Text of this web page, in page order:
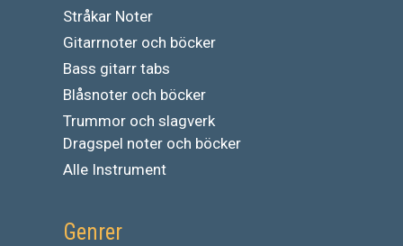
Stråkar Noter
Gitarrnoter och böcker
Bass gitarr tabs
Blåsnoter och böcker
Trummor och slagverk
Dragspel noter och böcker
Alle Instrument
Genrer